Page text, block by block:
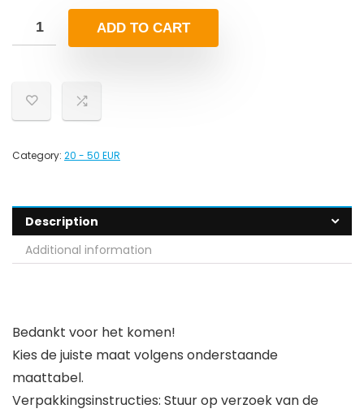
ADD TO CART
Category: 20 - 50 EUR
Description
Additional information
Bedankt voor het komen!
Kies de juiste maat volgens onderstaande
maattabel.
Verpakkingsinstructies: Stuur op verzoek van de